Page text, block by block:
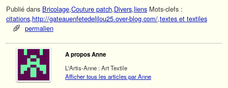
Publié dans Bricolage,Couture patch,Divers,liens Mots-clefs :
citations,http://gateauenfetedelilou25.over-blog.com/,textes et textiles
permalien
A propos Anne
L'Artis-Anne : Art Textile
Afficher tous les articles par Anne